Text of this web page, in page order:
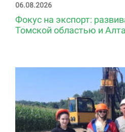
06.08.2026
Фокус на экспорт:
Томской областью и